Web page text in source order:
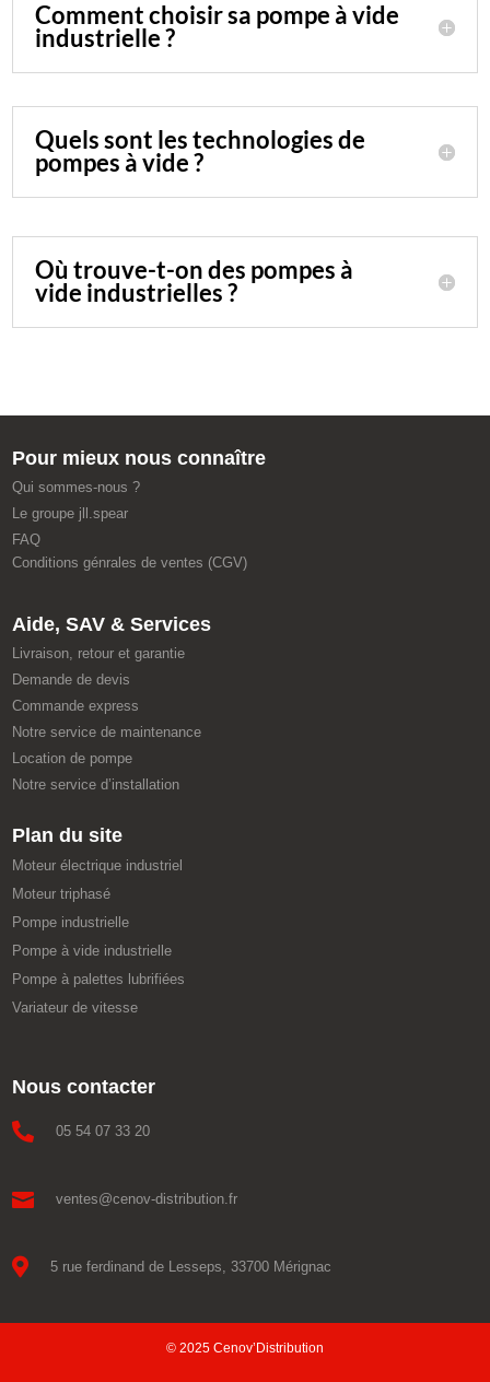
Comment choisir sa pompe à vide
industrielle ?
Quels sont les technologies de
pompes à vide ?
Où trouve-t-on des pompes à
vide industrielles ?
Pour mieux nous connaître
Qui sommes-nous ?
Le groupe jll.spear
FAQ
Conditions génrales de ventes (CGV)
Aide, SAV & Services
Livraison, retour et garantie
Demande de devis
Commande express
Notre service de maintenance
Location de pompe
Notre service d’installation
Plan du site
Moteur électrique industriel
Moteur triphasé
Pompe industrielle
Pompe à vide industrielle
Pompe à palettes lubrifiées
Variateur de vitesse
Nous contacter
 05 54 07 33 20
 ventes@cenov-distribution.fr
 5 rue ferdinand de Lesseps, 33700 Mérignac
© 2025 Cenov’Distribution